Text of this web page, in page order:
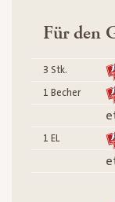
Für den
3 Stk.
1 Becher
1 EL